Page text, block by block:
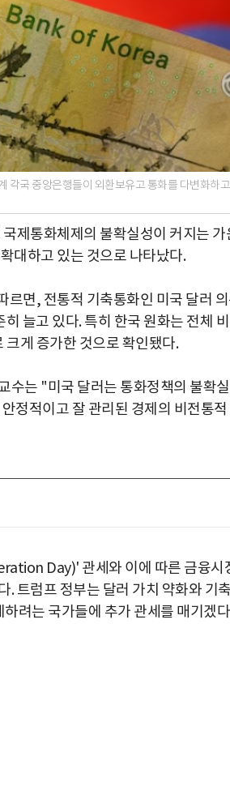
각국 중앙은행들이 외환보유고 통화를 다변화하
제통화체제의 불확실성이 커지는
대하고 있는 것으로 나타났다.
면, 전통적 기축통화인 미국 달러
늘고 있다. 특히 한국 원화는 전체
게 증가한 것으로 확인됐다.
수는 "미국 달러는 통화정책의 불확
정적이고 잘 관리된 경제의 비전통
Day)' 관세와 이에 따른 금융시
트럼프 정부는 달러 가치 약화와 기
려는 국가들에 추가 관세를 매기겠